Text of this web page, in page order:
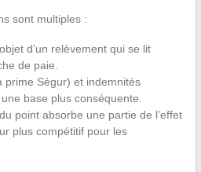
sont multiples :
d’un relèvement qui se lit
de paie.
prime Ségur) et indemnités
base plus conséquente.
point absorbe une partie de l’effet
plus compétitif pour les